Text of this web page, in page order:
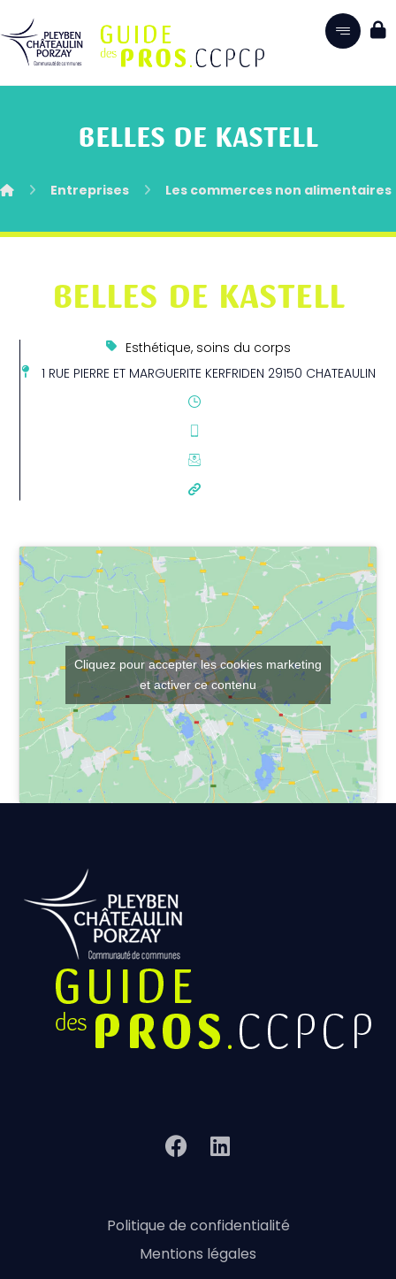
BELLES DE KASTELL
Entreprises Les commerces non alimentaires
BELLES DE KASTELL
Esthétique, soins du corps
1 RUE PIERRE ET MARGUERITE KERFRIDEN 29150 CHATEAULIN
Cliquez pour accepter les cookies marketing
et activer ce contenu
Politique de confidentialité
Mentions légales